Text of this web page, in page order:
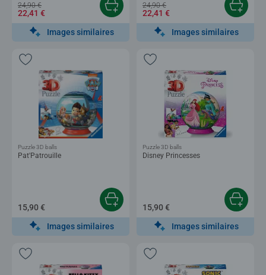
24,90 €
22,41 €
Images similaires
24,90 €
22,41 €
Images similaires
Pat'Patrouille
Puzzle 3D balls
15,90 €
Images similaires
Disney Princesses
Puzzle 3D balls
15,90 €
Images similaires